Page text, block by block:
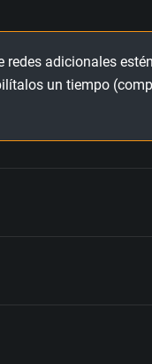
redes adicionales
un tiempo